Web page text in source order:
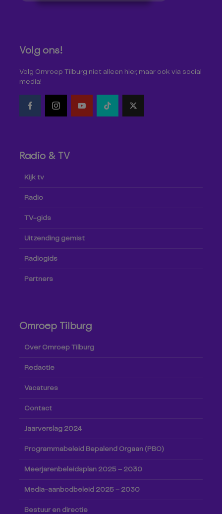
Volg ons!
Volg Omroep Tilburg niet alleen hier, maar ook via social
media!
Radio & TV
Kijk tv
Radio
TV-gids
Uitzending gemist
Radiogids
Partners
Omroep Tilburg
Over Omroep Tilburg
Redactie
Vacatures
Contact
Jaarverslag 2024
Programmabeleid Bepalend Orgaan (PBO)
Meerjarenbeleidsplan 2025 – 2030
Media-aanbodbeleid 2025 – 2030
Bestuur en directie